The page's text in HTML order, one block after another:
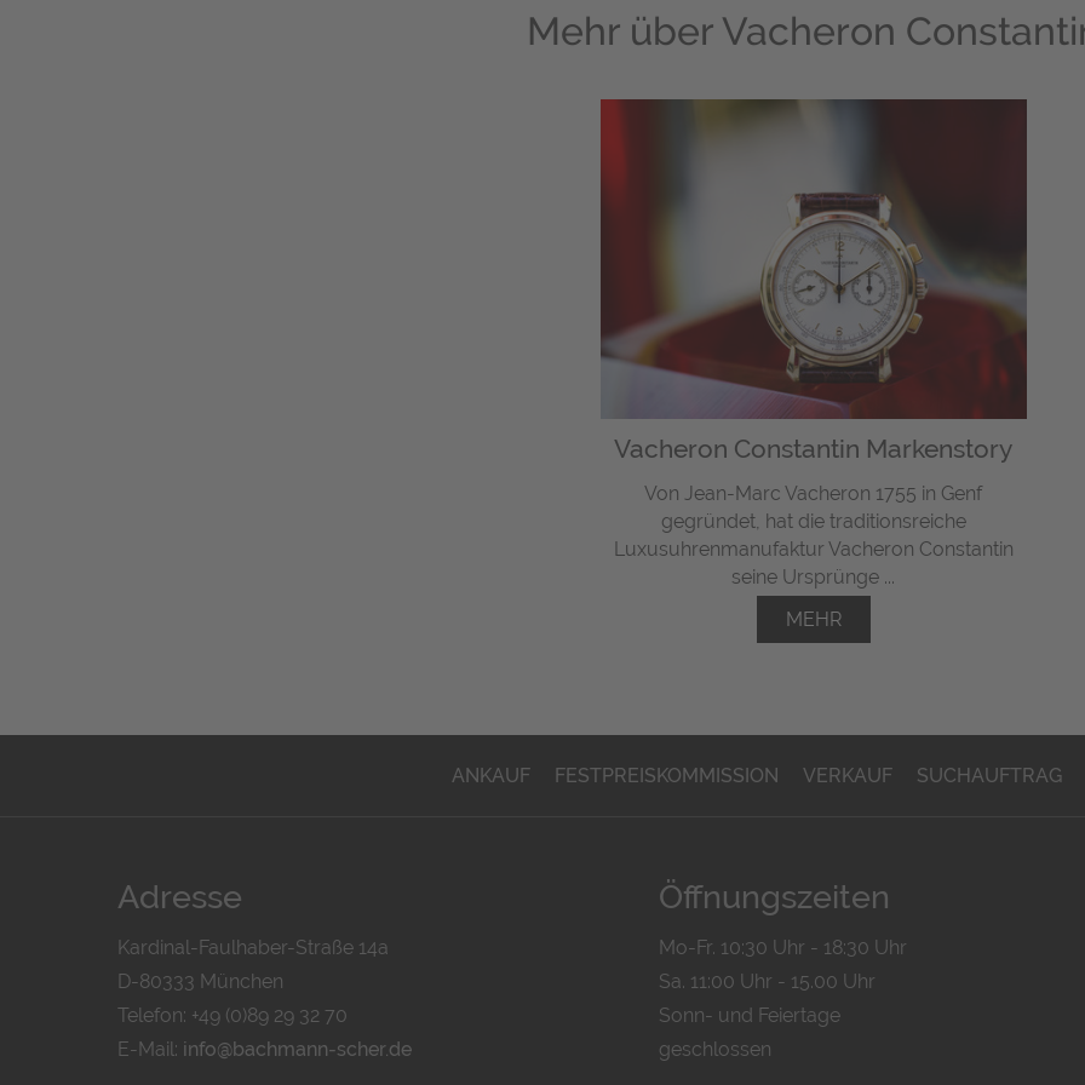
Mehr über Vacheron
Vacheron Constantin Markenstory
Von Jean-Marc Vacheron 1755 in Genf
gegründet, hat die traditionsreiche
Luxusuhrenmanufaktur Vacheron Constantin
seine Ursprünge ...
MEHR
ANKAUF FESTPREISKOMMISSION VERKAUF SUCHAUFTRAG
Adresse
Kardinal-Faulhaber-Straße 14a
D-80333 München
Telefon: +49 (0)89 29 32 70
E-Mail: info@bachmann-scher.de
Öffnungszeiten
Mo-Fr. 10:30 Uhr - 18:30 Uhr
Sa. 11:00 Uhr - 15.00 Uhr
Sonn- und Feiertage
geschlossen